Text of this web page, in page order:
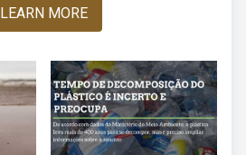
LEARN MORE